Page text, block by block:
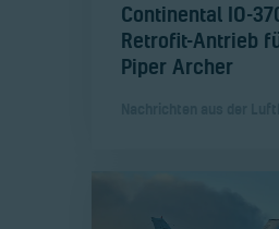
​Continental IO-
Retrofit-Antrieb
Piper Archer